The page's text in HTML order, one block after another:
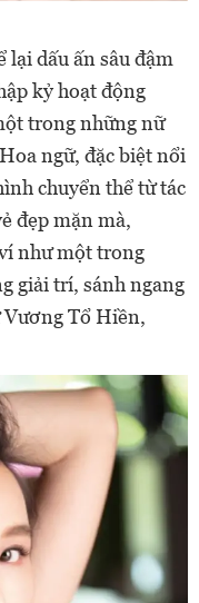
lại dấu ấn sâu đậm
kỷ hoạt động
trong những nữ
ngữ, đặc biệt nổi
chuyển thể từ tác
đẹp mặn mà,
như một trong
giải trí, sánh ngang
Tổ Hiền,